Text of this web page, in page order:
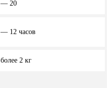
— 20
— 12 часов
2 кг